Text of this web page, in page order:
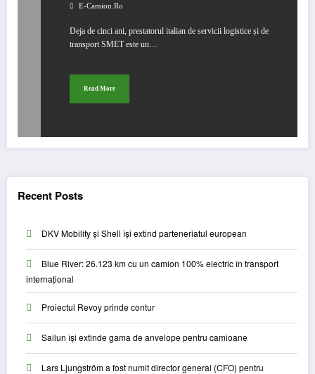
E-Camion.ro
Deja de cinci ani, prestatorul italian de servicii logistice și de
transport SMET este un…
Read More
Recent Posts
DKV Mobility și Shell își extind parteneriatul european
Blue River: 26.123 km cu un camion 100% electric în transport
internațional
Proiectul Revoy prinde contur
Sailun își extinde gama de anvelope pentru camioane
Lars Ljungström a fost numit director general (CFO) pentru